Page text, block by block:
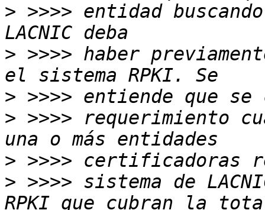
> >>>> entidad
> >>>> haber
>
> >>>> requerimiento
>
> >>>> sistema de